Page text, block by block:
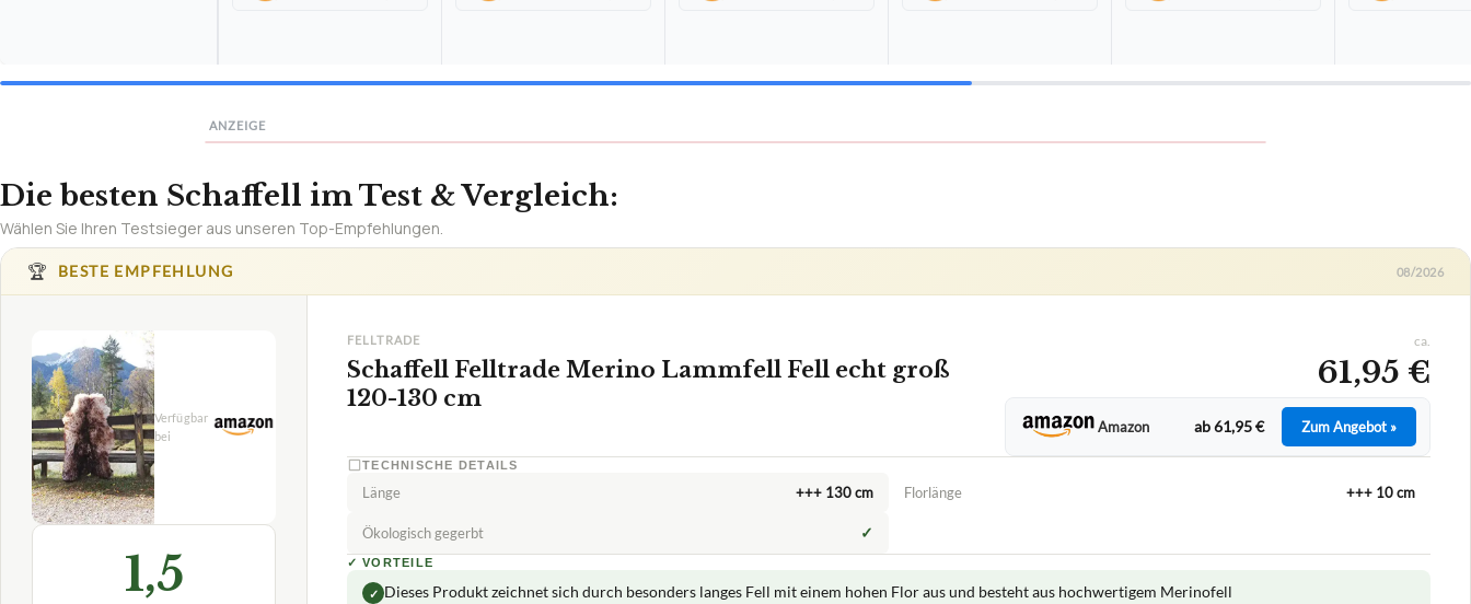
ANZEIGE
Rechnungen erstellen –
✓ PDF in 60 Sek.
12 SPRACHEN
English (US) English (UK)
Die besten Schaffell im Test & Vergleich:
Wählen Sie Ihren Testsieger aus unseren Top-Empfehlungen.
🏆 BESTE EMPFEHLUNG 08/2026
1,5
FELLTRADE
Schaffell Felltrade Merino Lammfell Fell echt groß
120-130 cm
ca.
61,95 €
Amazon ab 61,95 € Zum Angebot »
TECHNISCHE DETAILS
Länge +++ 130 cm Florlänge +++ 10 cm
Ökologisch gegerbt ✓
✓ VORTEILE
✓ Dieses Produkt zeichnet sich durch besonders langes Fell mit einem hohen Flor aus und besteht aus hochwertigem Merinofell